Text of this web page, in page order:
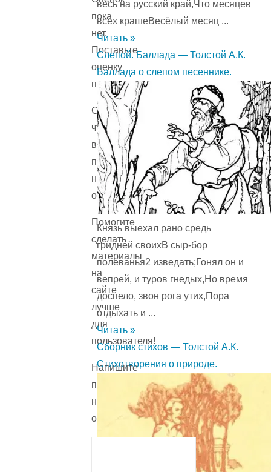
пока
нет.
Поставьте
оценку
первым.
Сожалеем,
что
вы
поставили
низкую
оценку!
Помогите
сделать
материалы
на
сайте
лучше
для
пользователя!
Напишите
причину
низкой
оценки.
весь на русский край,Что месяцев
всех крашеВесёлый месяц ...
Читать »
Слепой. Баллада — Толстой А.К.
Баллада о слепом песеннике.
Князь выехал рано средь
гридней своихВ сыр-бор
полеванья2 изведать;Гонял он и
вепрей, и туров гнедых,Но время
доспело, звон рога утих,Пора
отдыхать и ...
Читать »
Сборник стихов — Толстой А.К.
Стихотворения о природе.